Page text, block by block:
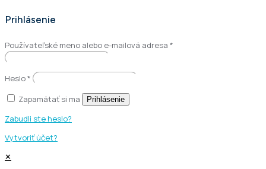
Prihlásenie
Používateľské meno alebo e-mailová adresa *
Heslo*
Zapamätať si ma
Prihlásenie
Zabudli ste heslo?
Vytvoriť účet?
✕